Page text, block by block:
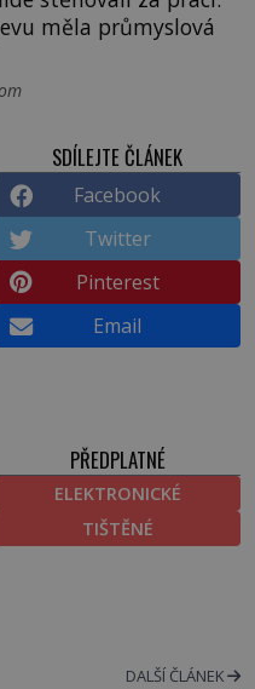
měla průmyslová
SDÍLEJTE ČLÁNEK
Facebook
Twitter
Pinterest
Email
PŘEDPLATNÉ
ELEKTRONICKÉ
TIŠTĚNÉ
DALŠÍ ČLÁNEK